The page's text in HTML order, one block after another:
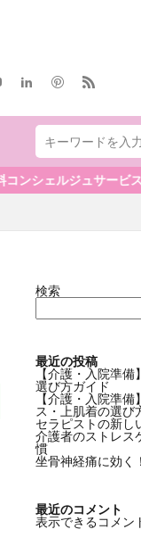
ュサービス（無料）
検索
最近の投稿
【介護・入院準
選び方ガイド
【介護・入院準
ス・上肌着の選び
セラピストの新し
介護者のストレス
慣
坐骨神経痛に効く
最近のコメント
表示できるコメン